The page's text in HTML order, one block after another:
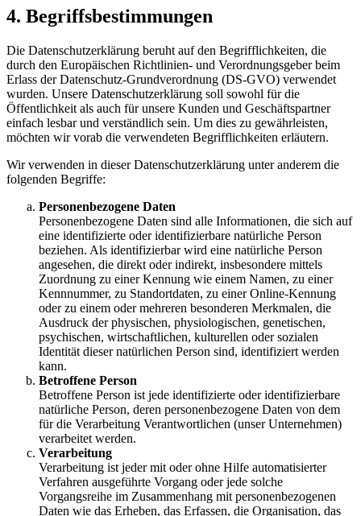
4. Begriffsbestimmungen
Die Datenschutzerklärung beruht auf den Begrifflichkeiten, die
durch den Europäischen Richtlinien- und Verordnungsgeber beim
Erlass der Datenschutz-Grundverordnung (DS-GVO) verwendet
wurden. Unsere Datenschutzerklärung soll sowohl für die
Öffentlichkeit als auch für unsere Kunden und Geschäftspartner
einfach lesbar und verständlich sein. Um dies zu gewährleisten,
möchten wir vorab die verwendeten Begrifflichkeiten erläutern.
Wir verwenden in dieser Datenschutzerklärung unter anderem die
folgenden Begriffe:
Personenbezogene Daten
Personenbezogene Daten sind alle Informationen, die sich auf
eine identifizierte oder identifizierbare natürliche Person
beziehen. Als identifizierbar wird eine natürliche Person
angesehen, die direkt oder indirekt, insbesondere mittels
Zuordnung zu einer Kennung wie einem Namen, zu einer
Kennnummer, zu Standortdaten, zu einer Online-Kennung
oder zu einem oder mehreren besonderen Merkmalen, die
Ausdruck der physischen, physiologischen, genetischen,
psychischen, wirtschaftlichen, kulturellen oder sozialen
Identität dieser natürlichen Person sind, identifiziert werden
kann.
Betroffene Person
Betroffene Person ist jede identifizierte oder identifizierbare
natürliche Person, deren personenbezogene Daten von dem
für die Verarbeitung Verantwortlichen (unser Unternehmen)
verarbeitet werden.
Verarbeitung
Verarbeitung ist jeder mit oder ohne Hilfe automatisierter
Verfahren ausgeführte Vorgang oder jede solche
Vorgangsreihe im Zusammenhang mit personenbezogenen
Daten wie das Erheben, das Erfassen, die Organisation, das